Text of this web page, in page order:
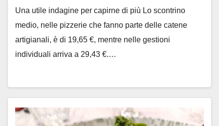
Una utile indagine per capirne di più Lo scontrino
medio, nelle pizzerie che fanno parte delle catene
artigianali, è di 19,65 €, mentre nelle gestioni
individuali arriva a 29,43 €.…